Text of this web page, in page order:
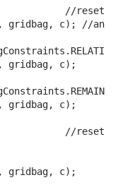
//reset
gridbag, c); //
gridbag, c);
gridbag, c);
//reset
gridbag, c);